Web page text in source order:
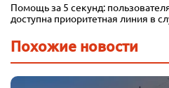
Помощь за 5 секунд:
доступна приоритетная линия в
Похожие новости